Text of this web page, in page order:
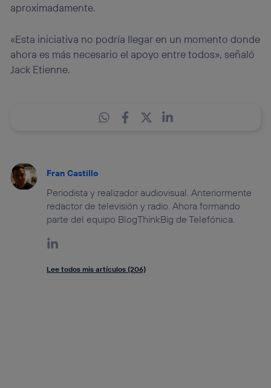
aproximadamente.
«Esta iniciativa no podría llegar en un momento donde
ahora es más necesario el apoyo entre todos», señaló
Jack Etienne.
Fran Castillo
Periodista y realizador audiovisual. Anteriormente
redactor de televisión y radio. Ahora formando
parte del equipo BlogThinkBig de Telefónica.
Lee todos mis artículos (206)